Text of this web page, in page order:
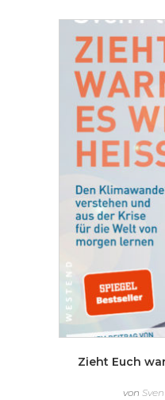
Zieht Euch
von